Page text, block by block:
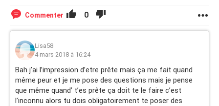
Commenter 0
Lisa58
4 mars 2018 à 16:24
Bah j’ai l’impression d’etre prête mais ça me fait quand
même peur et je me pose des questions mais je pense
que même quand’ t’es prête ça doit te le faire c’est
l’inconnu alors tu dois obligatoirement te poser des